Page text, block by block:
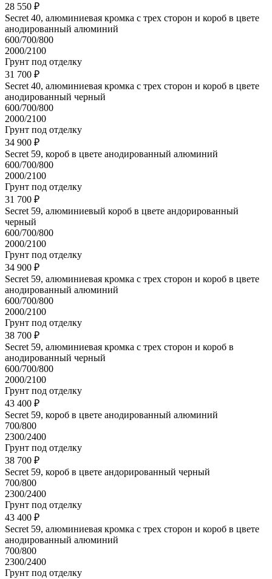
28 550 ₽
Secret 40, алюминиевая кромка с трех сторон и короб в цвете
анодированный алюминий
600/700/800
2000/2100
Грунт под отделку
31 700 ₽
Secret 40, алюминиевая кромка с трех сторон и короб в цвете
анодированный черный
600/700/800
2000/2100
Грунт под отделку
34 900 ₽
Secret 59, короб в цвете анодированный алюминий
600/700/800
2000/2100
Грунт под отделку
31 700 ₽
Secret 59, алюминиевый короб в цвете андорированный
черный
600/700/800
2000/2100
Грунт под отделку
34 900 ₽
Secret 59, алюминиевая кромка с трех сторон и короб в цвете
анодированный алюминий
600/700/800
2000/2100
Грунт под отделку
38 700 ₽
Secret 59, алюминиевая кромка с трех сторон и короб в
анодированный черный
600/700/800
2000/2100
Грунт под отделку
43 400 ₽
Secret 59, короб в цвете анодированный алюминий
700/800
2300/2400
Грунт под отделку
38 700 ₽
Secret 59, короб в цвете андорированный черный
700/800
2300/2400
Грунт под отделку
43 400 ₽
Secret 59, алюминиевая кромка с трех сторон и короб в цвете
анодированный алюминий
700/800
2300/2400
Грунт под отделку